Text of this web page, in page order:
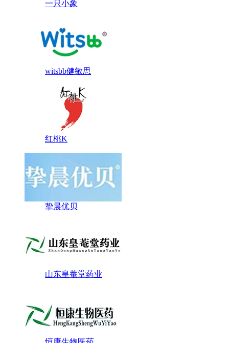
一只小象
witsbb健敏思
红桃K
挚晨优贝
山东皇菴堂药业